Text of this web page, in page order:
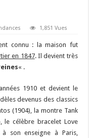
1,851 Vues
connu : la maison fut
en 1847. Il devient très
« .
1910 et devient le
devenus des classics
(1904), la montre Tank
le célèbre bracelet Love
son enseigne à Paris,